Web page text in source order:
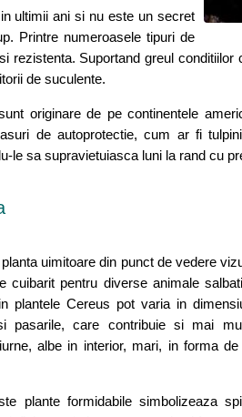
ultimii ani si nu este un secret
Printre numeroasele tipuri de
rezistenta. Suportand greul
de suculente.
originare de pe continentele
de autoprotectie, cum ar fi
le sa supravietuiasca luni la rand cu
uimitoare din punct de vedere
cuibarit pentru diverse animale
plantele Cereus pot varia in
pasarile, care contribuie si mai
albe in interior, mari, in forma
plante formidabile simbolizeaza